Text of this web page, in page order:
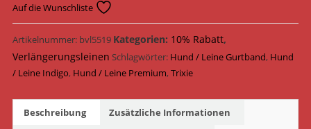
Premium
Verlängerungsleine
Gurtband
200513
/
Menge
Auf die Wunschliste
Artikelnummer: bvl5519 Kategorien: 10% Rabatt,
Verlängerungsleinen Schlagwörter: Hund / Leine Gurtband, Hund
/ Leine Indigo, Hund / Leine Premium,Trixie
Beschreibung
Zusätzliche Informationen